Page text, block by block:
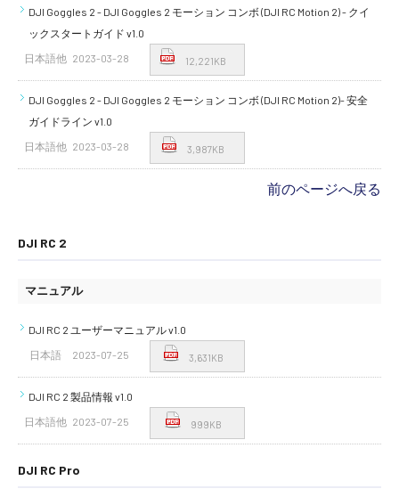
DJI Goggles 2 - DJI Goggles 2 モーション コンボ (DJI RC Motion 2) - クイ
ックスタートガイド v1.0
日本語他 2023-03-28 12,221KB
DJI Goggles 2 - DJI Goggles 2 モーション コンボ (DJI RC Motion 2)- 安全
ガイドライン v1.0
日本語他 2023-03-28 3,987KB
前のページへ戻る
DJI RC 2
マニュアル
DJI RC 2 ユーザーマニュアル v1.0
日本語
2023-07-25 3,631KB
DJI RC 2 製品情報 v1.0
日本語他 2023-07-25 999KB
DJI RC Pro